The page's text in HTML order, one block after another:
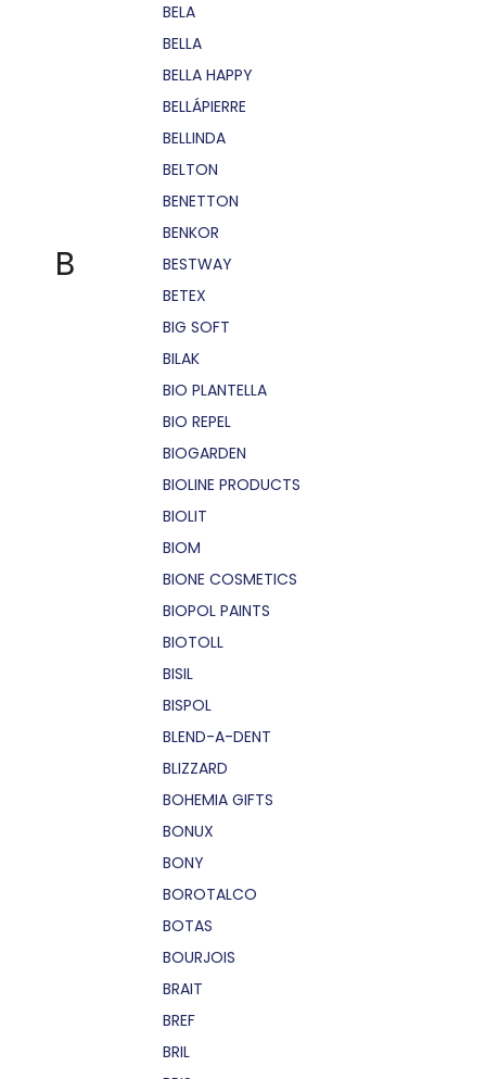
B
BELA
BELLA
BELLA HAPPY
BELLÁPIERRE
BELLINDA
BELTON
BENETTON
BENKOR
BESTWAY
BETEX
BIG SOFT
BILAK
BIO PLANTELLA
BIO REPEL
BIOGARDEN
BIOLINE PRODUCTS
BIOLIT
BIOM
BIONE COSMETICS
BIOPOL PAINTS
BIOTOLL
BISIL
BISPOL
BLEND-A-DENT
BLIZZARD
BOHEMIA GIFTS
BONUX
BONY
BOROTALCO
BOTAS
BOURJOIS
BRAIT
BREF
BRIL